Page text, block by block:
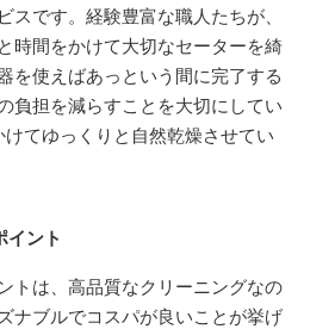
スです。経験豊富な職人たちが、
時間をかけて大切なセーターを綺
を使えばあっという間に完了する
負担を減らすことを大切にしてい
てゆっくりと自然乾燥させてい
イント
トは、高品質なクリーニングなの
ナブルでコスパが良いことが挙げ